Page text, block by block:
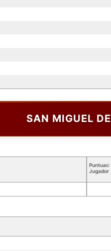
SAN MIGUEL
Jugador